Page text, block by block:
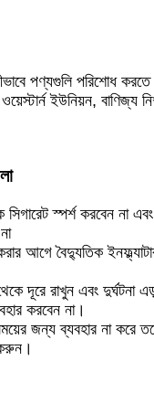
পণ্যগুলি পরিশোধ করতে
ইউনিয়ন, বাণিজ্য
স্পর্শ করবেন না
আগে বৈদ্যুতিক ইনফ্ল্যাটার
দূরে রাখুন এবং দুর্ঘটনা
করবেন না।
জন্য ব্যবহার না করে